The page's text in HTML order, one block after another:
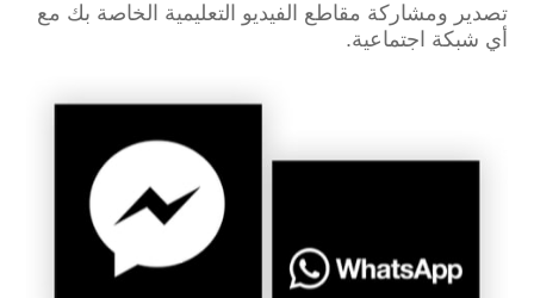
تصدير ومشاركة مقاطع الفيديو التعليمية الخاصة بك مع
أي شبكة اجتماعية.